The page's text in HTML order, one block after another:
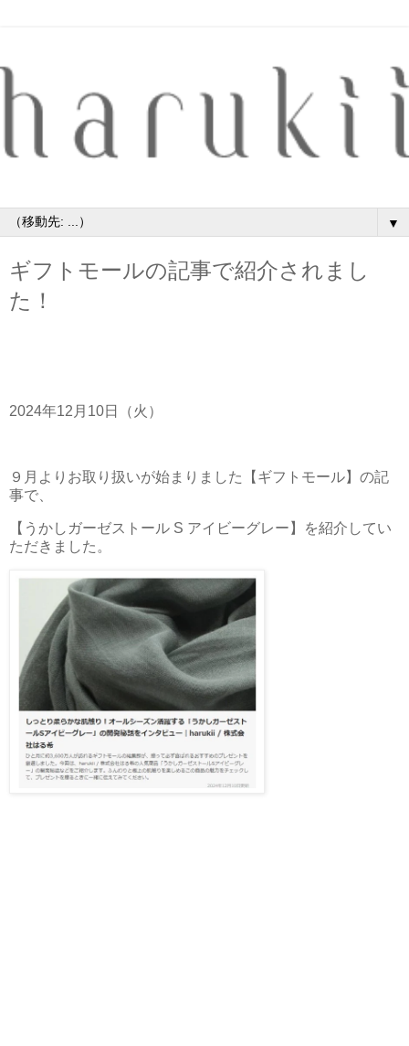
▼
ギフトモールの記事で紹介されまし
た！
2024年12月10日（火）
９月よりお取り扱いが始まりました【ギフトモール】の記
事で、
【うかしガーゼストール S アイビーグレー】を紹介してい
ただきました。